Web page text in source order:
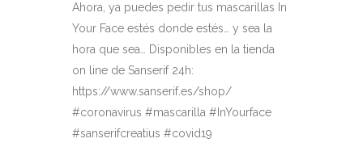
Ahora, ya puedes pedir tus mascarillas In
Your Face estés donde estés… y sea la
hora que sea… Disponibles en la tienda
on line de Sanserif 24h:
https://www.sanserif.es/shop/
#coronavirus #mascarilla #InYourface
#sanserifcreatius #covid19